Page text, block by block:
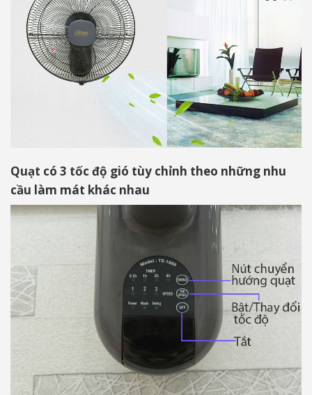
Quạt có 3 tốc độ gió tùy chỉnh theo những nhu
cầu làm mát khác nhau